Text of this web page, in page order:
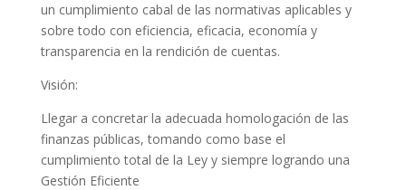
un cumplimiento cabal de las normativas aplicables y
sobre todo con eficiencia, eficacia, economía y
transparencia en la rendición de cuentas.
Visión:
Llegar a concretar la adecuada homologación de las
finanzas públicas, tomando como base el
cumplimiento total de la Ley y siempre logrando una
Gestión Eficiente